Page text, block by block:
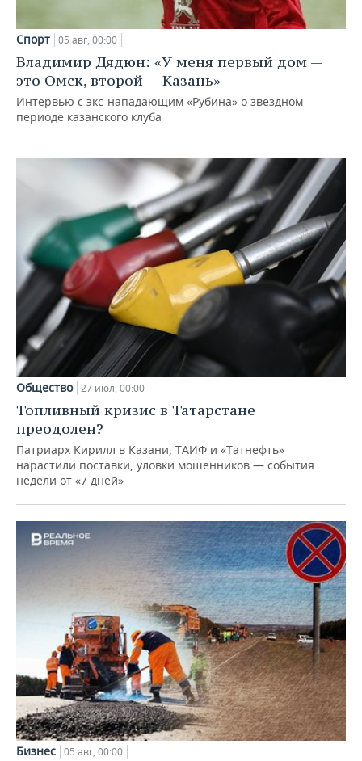
Спорт 05 авг, 00:00
Владимир Дядюн: «У меня первый дом —
это Омск, второй — Казань»
Интервью с экс-нападающим «Рубина» о звездном
периоде казанского клуба
Общество 27 июл, 00:00
Топливный кризис в Татарстане
преодолен?
Патриарх Кирилл в Казани, ТАИФ и «Татнефть»
нарастили поставки, уловки мошенников — события
недели от «7 дней»
Бизнес 05 авг, 00:00